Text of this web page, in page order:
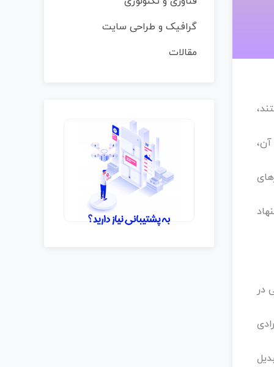
در
گرافیک و طراحی سایت
مقالات